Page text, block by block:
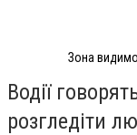
Зона
Водії
розгледіти